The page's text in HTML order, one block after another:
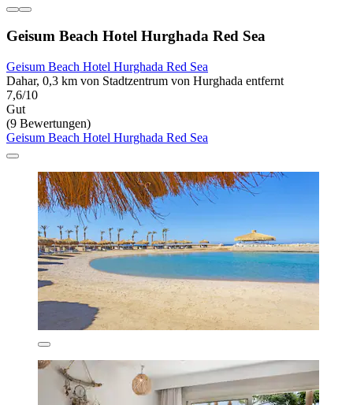
Geisum Beach Hotel Hurghada Red Sea
Geisum Beach Hotel Hurghada Red Sea
Dahar, 0,3 km von Stadtzentrum von Hurghada entfernt
7,6/10
Gut
(9 Bewertungen)
Geisum Beach Hotel Hurghada Red Sea